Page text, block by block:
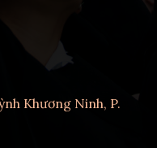
Khương Ninh, P.